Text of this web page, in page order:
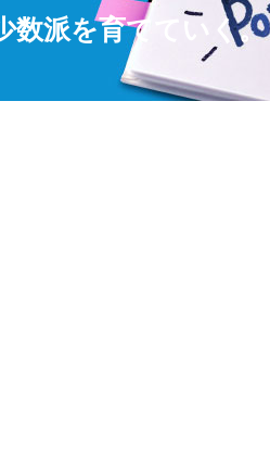
数派を育てていく。